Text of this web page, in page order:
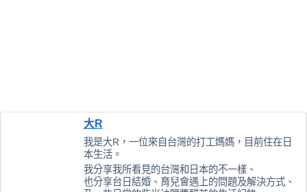
大R
我是大R，一位來自台灣的打工媽媽，目前住在日
本生活。
我分享我所看見的台灣和日本的不一樣、
也分享台日結婚、育兒會遇上的問題及解決方式、